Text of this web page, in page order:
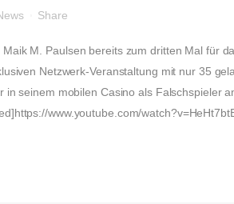
Share
M. Paulsen bereits zum dritten Mal für
Netzwerk-Veranstaltung mit nur 35
in seinem mobilen Casino als Falschspieler
www.youtube.com/